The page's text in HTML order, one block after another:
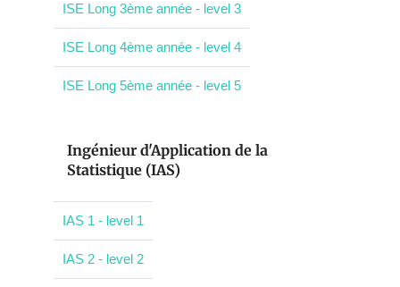
ISE Long 3ème année - level 3
ISE Long 4ème année - level 4
ISE Long 5ème année - level 5
Ingénieur d'Application de la
Statistique (IAS)
IAS 1 - level 1
IAS 2 - level 2